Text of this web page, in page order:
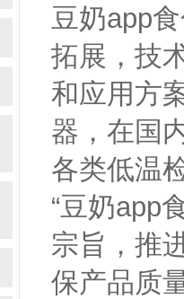
豆奶app食
拓展，
和应用方
器，在国
各类低温
“豆奶app食
宗旨，
保产品质量